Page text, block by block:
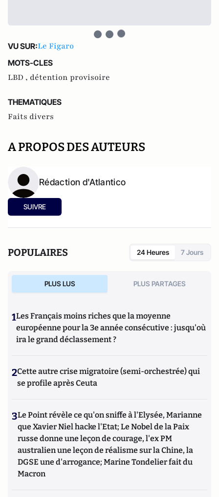
VU SUR:Le Figaro
MOTS-CLES
LBD , détention provisoire
THEMATIQUES
Faits divers
A PROPOS DES AUTEURS
Rédaction d'Atlantico
SUIVRE
POPULAIRES 24 Heures 7 Jours
PLUS LUS PLUS PARTAGES
1Les Français moins riches que la moyenne
européenne pour la 3e année consécutive : jusqu'où
ira le grand déclassement ?
2Cette autre crise migratoire (semi-orchestrée) qui
se profile après Ceuta
3Le Point révèle ce qu'on sniffe à l'Elysée, Marianne
que Xavier Niel hacke l'Etat; Le Nobel de la Paix
russe donne une leçon de courage, l'ex PM
australien une leçon de réalisme sur la Chine, la
DGSE une d'arrogance; Marine Tondelier fait du
Macron